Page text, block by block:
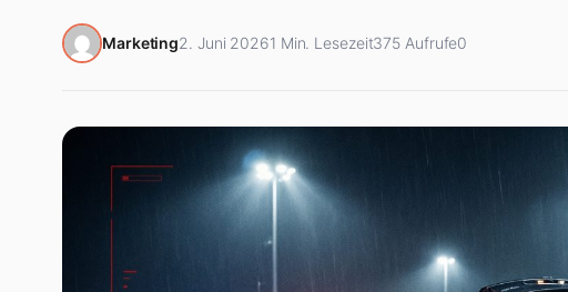
Marketing2. Juni 20261 Min. Lesezeit375 Aufrufe0